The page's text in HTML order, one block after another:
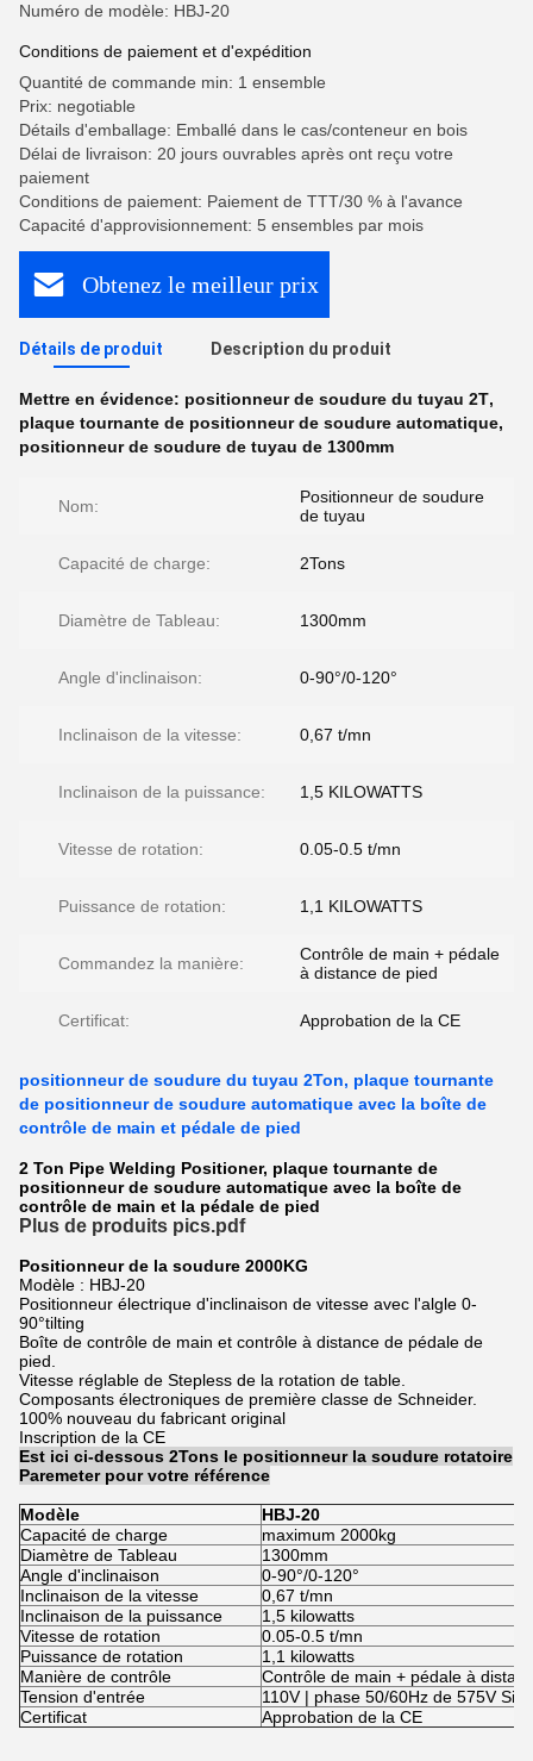
Numéro de modèle: HBJ-20
Conditions de paiement et d'expédition
Quantité de commande min: 1 ensemble
Prix: negotiable
Détails d'emballage: Emballé dans le cas/conteneur en bois
Délai de livraison: 20 jours ouvrables après ont reçu votre
paiement
Conditions de paiement: Paiement de TTT/30 % à l'avance
Capacité d'approvisionnement: 5 ensembles par mois
Obtenez le meilleur prix
Détails de produit Description du produit
Mettre en évidence: positionneur de soudure du tuyau 2T,
plaque tournante de positionneur de soudure automatique,
positionneur de soudure de tuyau de 1300mm
Nom:
Positionneur de soudure
de tuyau
Capacité de charge: 2Tons
Diamètre de Tableau: 1300mm
Angle d'inclinaison: 0-90°/0-120°
Inclinaison de la vitesse: 0,67 t/mn
Inclinaison de la puissance: 1,5 KILOWATTS
Vitesse de rotation: 0.05-0.5 t/mn
Puissance de rotation: 1,1 KILOWATTS
Commandez la manière:
Contrôle de main + pédale
à distance de pied
Certificat: Approbation de la CE
positionneur de soudure du tuyau 2Ton, plaque tournante
de positionneur de soudure automatique avec la boîte de
contrôle de main et pédale de pied
2 Ton Pipe Welding Positioner, plaque tournante de
positionneur de soudure automatique avec la boîte de
contrôle de main et la pédale de pied
Plus de produits pics.pdf
Positionneur de la soudure 2000KG
Modèle : HBJ-20
Positionneur électrique d'inclinaison de vitesse avec l'algle 0-
90°tilting
Boîte de contrôle de main et contrôle à distance de pédale de
pied.
Vitesse réglable de Stepless de la rotation de table.
Composants électroniques de première classe de Schneider.
100% nouveau du fabricant original
Inscription de la CE
Est ici ci-dessous 2Tons le positionneur la soudure rotatoire
Paremeter pour votre référence
Modèle
HBJ-20
Capacité de charge
maximum 2000kg
Diamètre de Tableau
1300mm
Angle d'inclinaison
0-90°/0-120°
Inclinaison de la vitesse
0,67 t/mn
Inclinaison de la puissance
1,5 kilowatts
Vitesse de rotation
0.05-0.5 t/mn
Puissance de rotation
1,1 kilowatts
Manière de contrôle
Contrôle de main + pédale à
Tension d'entrée
110V | phase 50/60Hz de 575V
Certificat
Approbation de la CE